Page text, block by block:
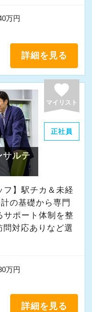
万円
詳細を見る
favorite
マイリスト
正社員
サルテ
フ】駅チカ＆未経
の基礎から専門
サポート体制を整
問対応ありなど選
万円
詳細を見る